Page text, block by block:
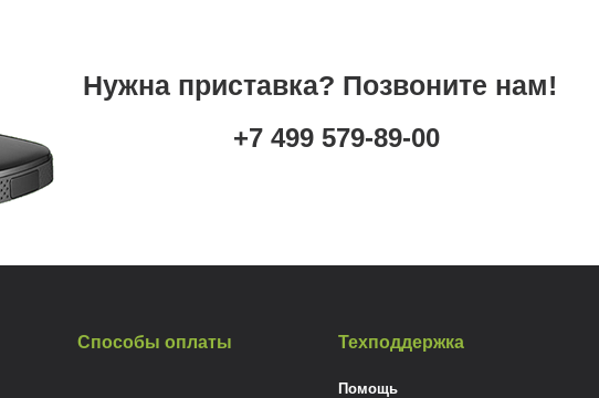
Нужна приставка? Позвоните нам!
+7 499 579-89-00
Способы оплаты Техподдержка
Помощь